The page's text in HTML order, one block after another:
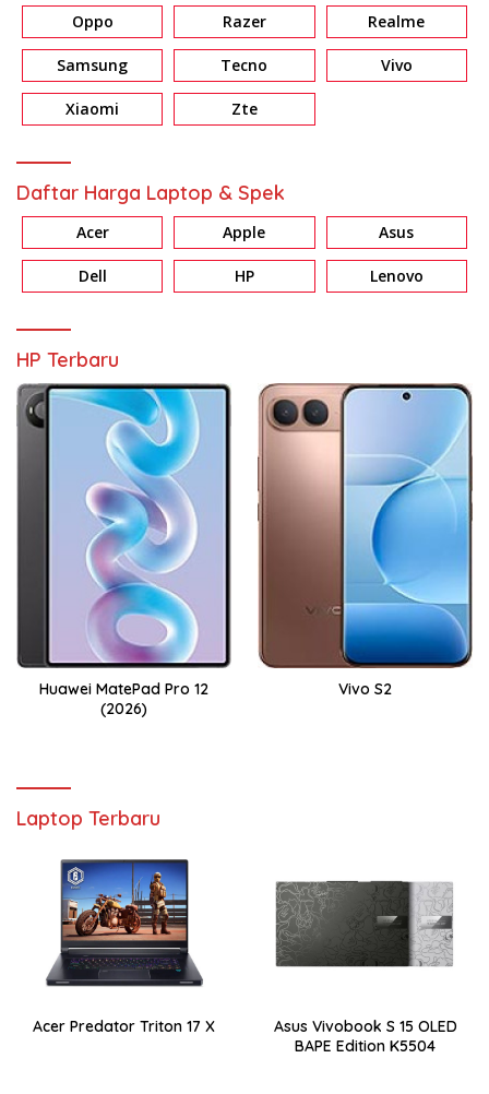
Oppo Razer Realme
Samsung Tecno Vivo
Xiaomi Zte
Daftar Harga Laptop & Spek
Acer Apple Asus
Dell HP Lenovo
HP Terbaru
Huawei MatePad Pro 12
(2026)
Vivo S2
Laptop Terbaru
Acer Predator Triton 17 X
Asus Vivobook S 15 OLED
BAPE Edition K5504